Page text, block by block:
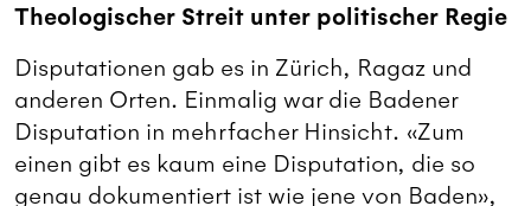
Theologischer Streit unter politischer Regie
Disputationen gab es in Zürich, Ragaz und
anderen Orten. Einmalig war die Badener
Disputation in mehrfacher Hinsicht. «Zum
einen gibt es kaum eine Disputation, die so
genau dokumentiert ist wie jene von Baden»,